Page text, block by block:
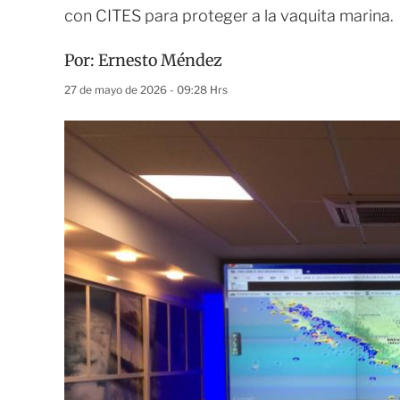
con CITES para proteger a la vaquita marina.
Por: Ernesto Méndez
27 de mayo de 2026 - 09:28 Hrs